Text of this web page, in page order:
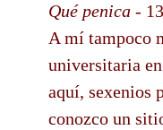
Qué penica -
A mí tampoco
universitaria
aquí, sexenios
conozco un